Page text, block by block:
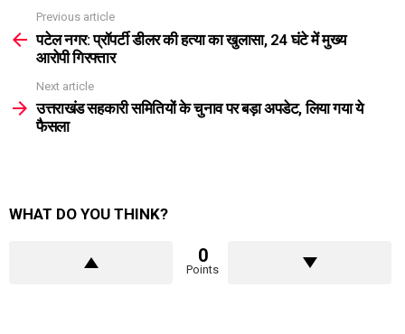
more
Previous article
पटेल नगर: प्रॉपर्टी डीलर की हत्या का खुलासा, 24 घंटे में मुख्य
आरोपी गिरफ्तार
Next article
उत्तराखंड सहकारी समितियों के चुनाव पर बड़ा अपडेट, लिया गया ये
फैसला
WHAT DO YOU THINK?
0
Points